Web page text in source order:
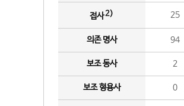
접사2) 25
의존 명사 94
보조 동사 2
보조 형용사 0